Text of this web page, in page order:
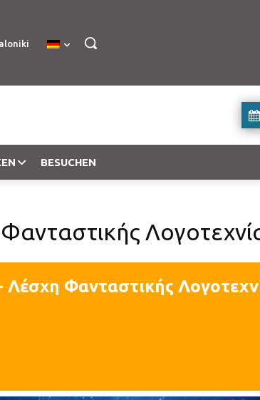
BESUCHEN
Λέσχη Φανταστικής